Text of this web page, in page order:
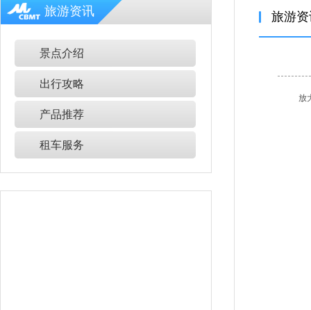
旅游资讯
景点介绍
出行攻略
产品推荐
租车服务
旅游
放